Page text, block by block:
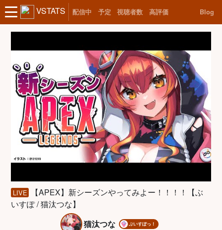
VSTATS 配信中 予定 視聴者数 高評価 Blog
LIVE
【APEX】新シーズンやってみよー！！！！【ぶ
いすぽ / 猫汰つな】
猫汰つな
ぶいすぽっ！